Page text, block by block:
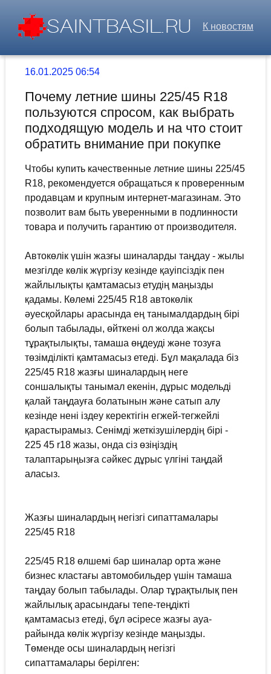
К новостям
16.01.2025 06:54
Почему летние шины 225/45 R18
пользуются спросом, как выбрать
подходящую модель и на что стоит
обратить внимание при покупке
Чтобы купить качественные летние шины 225/45
R18, рекомендуется обращаться к проверенным
продавцам и крупным интернет-магазинам. Это
позволит вам быть уверенными в подлинности
товара и получить гарантию от производителя.
Автокөлік үшін жазғы шиналарды таңдау - жылы
мезгілде көлік жүргізу кезінде қауіпсіздік пен
жайлылықты қамтамасыз етудің маңызды
қадамы. Көлемі 225/45 R18 автокөлік
әуесқойлары арасында ең танымалдардың бірі
болып табылады, өйткені ол жолда жақсы
тұрақтылықты, тамаша өңдеуді және тозуға
төзімділікті қамтамасыз етеді. Бұл мақалада біз
225/45 R18 жазғы шиналардың неге
соншалықты танымал екенін, дұрыс модельді
қалай таңдауға болатынын және сатып алу
кезінде нені іздеу керектігін егжей-тегжейлі
қарастырамыз. Сенімді жеткізушілердің бірі -
225 45 r18 жазы, онда сіз өзіңіздің
талаптарыңызға сәйкес дұрыс үлгіні таңдай
аласыз.
Жазғы шиналардың негізгі сипаттамалары
225/45 R18
225/45 R18 өлшемі бар шиналар орта және
бизнес кластағы автомобильдер үшін тамаша
таңдау болып табылады. Олар тұрақтылық пен
жайлылық арасындағы тепе-теңдікті
қамтамасыз етеді, бұл әсіресе жазғы ауа-
райында көлік жүргізу кезінде маңызды.
Төменде осы шиналардың негізгі
сипаттамалары берілген: